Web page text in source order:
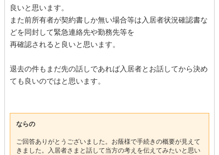
良いと思います。
また前所有者が契約書しか無い場合等は入居者状況確認書な
どを同封して緊急連絡先や勤務先等を
再確認されると良いと思います。
退去の件もまだ先の話しであれば入居者とお話してから決め
ても良いのではと思います。
ならの
ご回答ありがとうございました。お蔭様で手続きの概要が見えて
きました。入居者さまと話して当方の考えを伝えてみたいと思い